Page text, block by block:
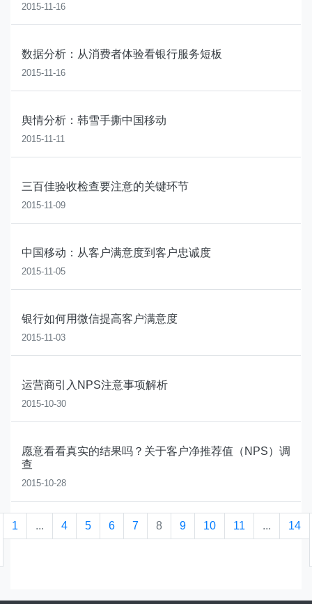
2015-11-16
数据分析：从消费者体验看银行服务短板
2015-11-16
舆情分析：韩雪手撕中国移动
2015-11-11
三百佳验收检查要注意的关键环节
2015-11-09
中国移动：从客户满意度到客户忠诚度
2015-11-05
银行如何用微信提高客户满意度
2015-11-03
运营商引入NPS注意事项解析
2015-10-30
愿意看看真实的结果吗？关于客户净推荐值（NPS）调
查
2015-10-28
1 ... 4 5 6 7 8 9 10 11 ... 14